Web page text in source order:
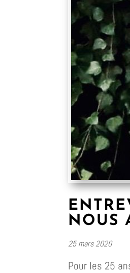
NOUS
25 mars 2020
Pour les 25